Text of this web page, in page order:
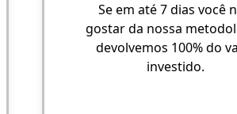
Se em até 7 dias você
gostar da nossa
devolvemos 100% do
investido.